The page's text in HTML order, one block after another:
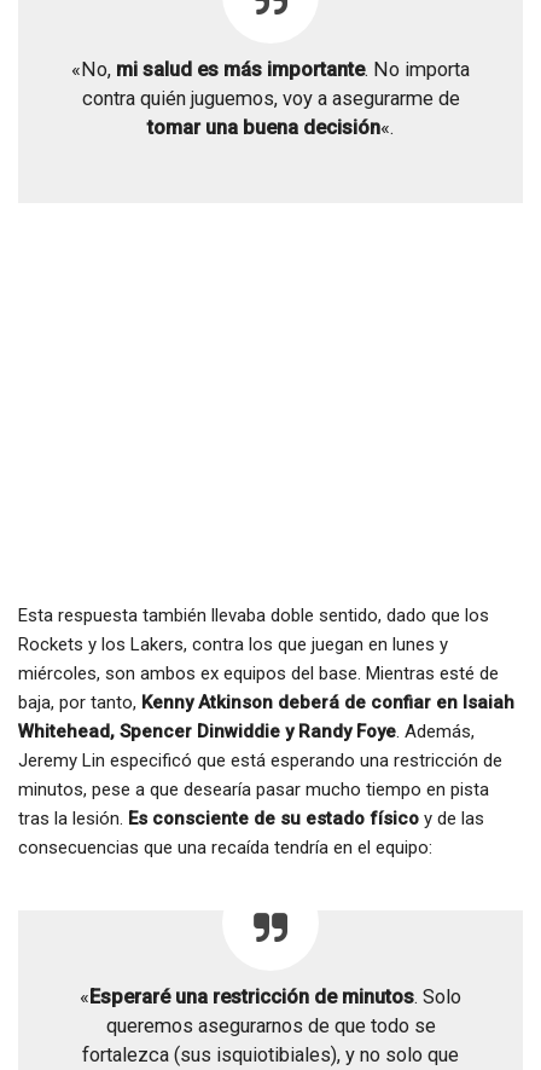
«No, mi salud es más importante. No importa
contra quién juguemos, voy a asegurarme de
tomar una buena decisión«.
Esta respuesta también llevaba doble sentido, dado que los
Rockets y los Lakers, contra los que juegan en lunes y
miércoles, son ambos ex equipos del base. Mientras esté de
baja, por tanto, Kenny Atkinson deberá de confiar en Isaiah
Whitehead, Spencer Dinwiddie y Randy Foye. Además,
Jeremy Lin especificó que está esperando una restricción de
minutos, pese a que desearía pasar mucho tiempo en pista
tras la lesión. Es consciente de su estado físico y de las
consecuencias que una recaída tendría en el equipo:
«Esperaré una restricción de minutos. Solo
queremos asegurarnos de que todo se
fortalezca (sus isquiotibiales), y no solo que